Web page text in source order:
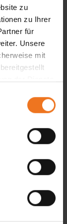
zu
zu Ihrer
für
Unsere
mit